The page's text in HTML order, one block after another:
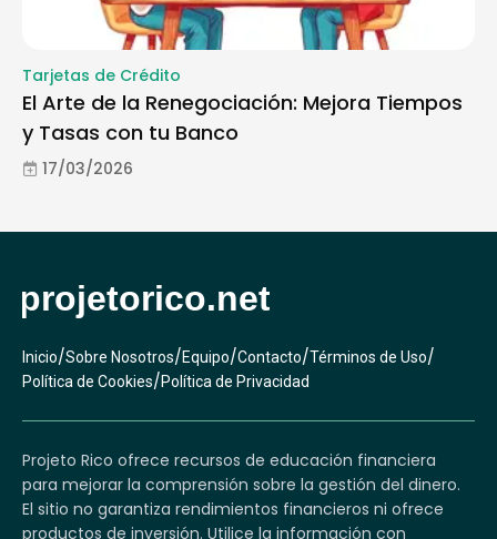
Tarjetas de Crédito
El Arte de la Renegociación: Mejora Tiempos
y Tasas con tu Banco
17/03/2026
Inicio/Sobre Nosotros/Equipo/Contacto/Términos de Uso/
Política de Cookies/Política de Privacidad
Projeto Rico ofrece recursos de educación financiera
para mejorar la comprensión sobre la gestión del dinero.
El sitio no garantiza rendimientos financieros ni ofrece
productos de inversión. Utilice la información con